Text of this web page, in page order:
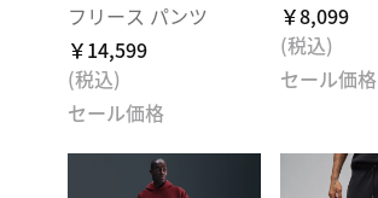
フリース パンツ
￥14,599
(税込)
セール価格
￥8,099
(税込)
セール価格